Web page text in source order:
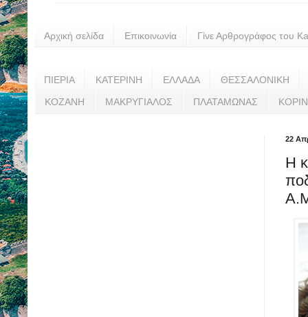
Αρχική σελίδα Επικοινωνία Γίνε Αρθρογράφος του
ΠΙΕΡΙΑ ΚΑΤΕΡΙΝΗ ΕΛΛΑΔΑ ΘΕΣΣΑΛΟΝΙΚΗ
ΚΟΖΑΝΗ ΜΑΚΡΥΓΙΑΛΟΣ ΠΛΑΤΑΜΩΝΑΣ
22
Η